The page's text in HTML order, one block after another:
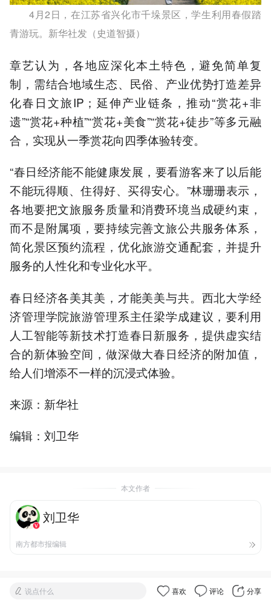
4月2日，在江苏省兴化市千垛景区，学生利用春假踏
青游玩。新华社发（史道智摄）
章艺认为，各地应深化本土特色，避免简单复
制，需结合地域生态、民俗、产业优势打造差异
化春日文旅IP；延伸产业链条，推动“赏花+非
遗”“赏花+种植”“赏花+美食”“赏花+徒步”等多元融
合，实现从一季赏花向四季体验转变。
“春日经济能不能健康发展，要看游客来了以后能
不能玩得顺、住得好、买得安心。”林珊珊表示，
各地要把文旅服务质量和消费环境当成硬约束，
而不是附属项，要持续完善文旅公共服务体系，
简化景区预约流程，优化旅游交通配套，并提升
服务的人性化和专业化水平。
春日经济各美其美，才能美美与共。西北大学经
济管理学院旅游管理系主任梁学成建议，要利用
人工智能等新技术打造春日新服务，提供虚实结
合的新体验空间，做深做大春日经济的附加值，
给人们增添不一样的沉浸式体验。
来源：新华社
编辑：刘卫华
本文作者
刘卫华
南方都市报编辑
说点什么 喜欢 评论 分享